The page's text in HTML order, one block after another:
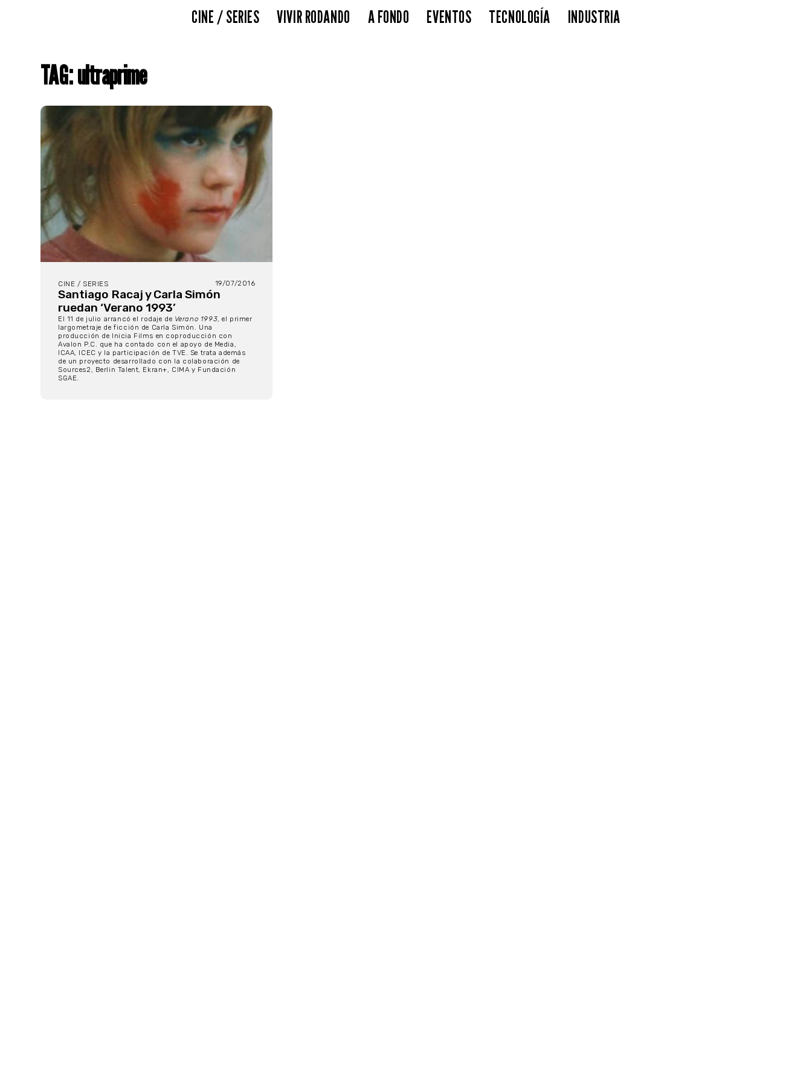
CINE / SERIES VIVIR RODANDO A FONDO EVENTOS TECNOLOGÍA INDUSTRIA
TAG: ultraprime
CINE / SERIES 19/07/2016
Santiago Racaj y Carla Simón
ruedan ‘Verano 1993’
El 11 de julio arrancó el rodaje de Verano 1993, el primer
largometraje de ficción de Carla Simón. Una
producción de Inicia Films en coproducción con
Avalon P.C. que ha contado con el apoyo de Media,
ICAA, ICEC y la participación de TVE. Se trata además
de un proyecto desarrollado con la colaboración de
Sources2, Berlin Talent, Ekran+, CIMA y Fundación
SGAE.